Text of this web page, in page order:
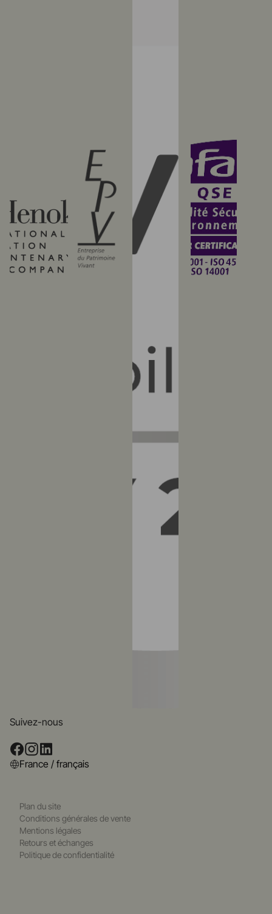
Suivez-nous
France / français
Plan du site
Conditions générales de vente
Mentions légales
Retours et échanges
Politique de confidentialité